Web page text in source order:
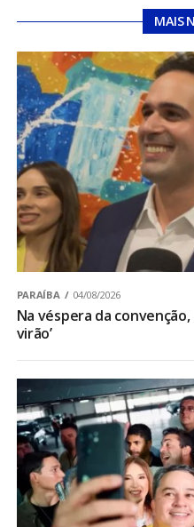
MAIS
PARAÍBA 04/08/2026
Na véspera da convenção,
virão’